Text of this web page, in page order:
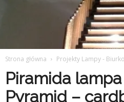
Strona główna Projekty Lampy - Biurko
Piramida
Pyramid –